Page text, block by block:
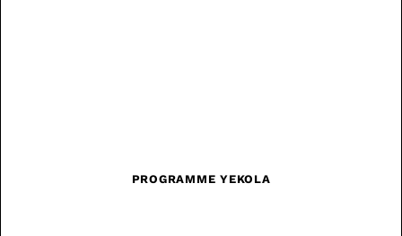
PROGRAMME YEKOLA